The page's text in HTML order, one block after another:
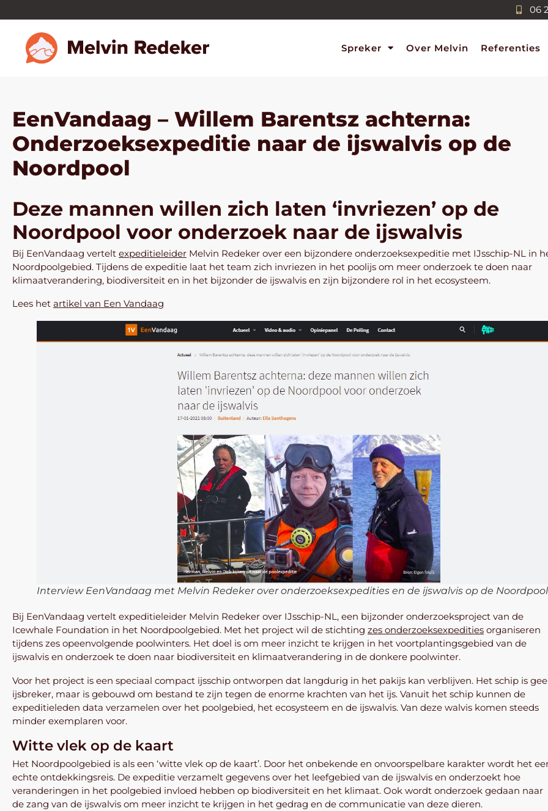
06
Spreker Over Melvin Referenties
EenVandaag – Willem Barentsz achterna:
Onderzoeksexpeditie naar de ijswalvis op de
Noordpool
Deze mannen willen zich laten ‘invriezen’ op de
Noordpool voor onderzoek naar de ijswalvis
Bij EenVandaag vertelt expeditieleider Melvin Redeker over een bijzondere onderzoeksexpeditie met IJsschip-NL in
Noordpoolgebied. Tijdens de expeditie laat het team zich invriezen in het poolijs om meer onderzoek te doen naar
klimaatverandering, biodiversiteit en in het bijzonder de ijswalvis en zijn bijzondere rol in het ecosysteem.
Lees het artikel van Een Vandaag
Interview EenVandaag met Melvin Redeker over onderzoeksexpedities en de ijswalvis op de Noordpool
Bij EenVandaag vertelt expeditieleider Melvin Redeker over IJsschip-NL, een bijzonder onderzoeksproject van de
Icewhale Foundation in het Noordpoolgebied. Met het project wil de stichting zes onderzoeksexpedities organiseren
tijdens zes opeenvolgende poolwinters. Het doel is om meer inzicht te krijgen in het voortplantingsgebied van de
ijswalvis en onderzoek te doen naar biodiversiteit en klimaatverandering in de donkere poolwinter.
Voor het project is een speciaal compact ijsschip ontworpen dat langdurig in het pakijs kan verblijven. Het schip is
ijsbreker, maar is gebouwd om bestand te zijn tegen de enorme krachten van het ijs. Vanuit het schip kunnen de
expeditieleden data verzamelen over het poolgebied, het ecosysteem en de ijswalvis. Van deze walvis komen steeds
minder exemplaren voor.
Witte vlek op de kaart
Het Noordpoolgebied is als een ‘witte vlek op de kaart’. Door het onbekende en onvoorspelbare karakter wordt het
echte ontdekkingsreis. De expeditie verzamelt gegevens over het leefgebied van de ijswalvis en onderzoekt hoe
veranderingen in het poolgebied invloed hebben op biodiversiteit en het klimaat. Ook wordt onderzoek gedaan naar
de zang van de ijswalvis om meer inzicht te krijgen in het gedrag en de communicatie van deze dieren.